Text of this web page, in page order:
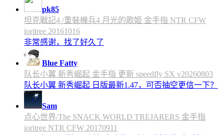
pk85
坦克戰記4 /重裝機兵4 月光的歌姬 金手指 NTR CFW
ioritree 20161016
非常感谢，找了好久了
Blue Fatty
队长小翼 新秀崛起 金手指 更新 speedfly SX v20260803
队长小翼 新秀崛起 日版最新1.47，可否抽空更信一下？
Sam
点心世界/The SNACK WORLD TREJARERS 金手指
ioritree NTR CFW 20170911